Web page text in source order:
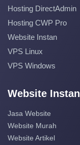
Hosting DirectAdmin
Hosting CWP Pro
Website Instan
VPS Linux
VPS Windows
Website Instan
Jasa Website
Website Murah
Website Artikel